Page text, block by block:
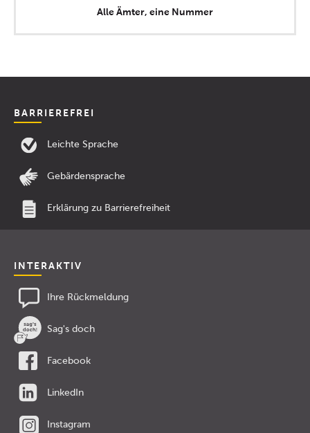
Alle Ämter, eine Nummer
BARRIEREFREI
Leichte Sprache
Gebärdensprache
Erklärung zu Barrierefreiheit
INTERAKTIV
Ihre Rückmeldung
Sag's doch
Facebook
LinkedIn
Instagram